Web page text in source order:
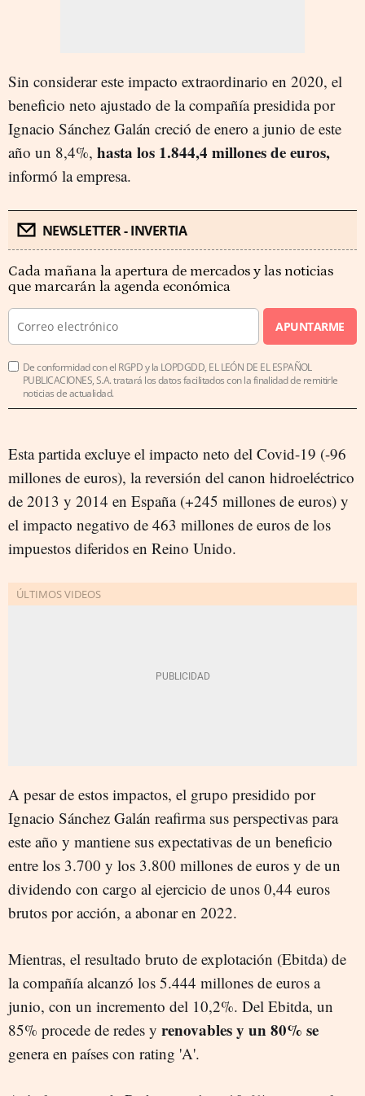
Sin considerar este impacto extraordinario en 2020, el
beneficio neto ajustado de la compañía presidida por
Ignacio Sánchez Galán creció de enero a junio de este
año un 8,4%, hasta los 1.844,4 millones de euros,
informó la empresa.
NEWSLETTER - INVERTIA
Cada mañana la apertura de mercados y las noticias
que marcarán la agenda económica
APUNTARME
De conformidad con el RGPD y la LOPDGDD, EL LEÓN DE EL ESPAÑOL
PUBLICACIONES, S.A. tratará los datos facilitados con la finalidad de remitirle
noticias de actualidad.
Esta partida excluye el impacto neto del Covid-19 (-96
millones de euros), la reversión del canon hidroeléctrico
de 2013 y 2014 en España (+245 millones de euros) y
el impacto negativo de 463 millones de euros de los
impuestos diferidos en Reino Unido.
A pesar de estos impactos, el grupo presidido por
Ignacio Sánchez Galán reafirma sus perspectivas para
este año y mantiene sus expectativas de un beneficio
entre los 3.700 y los 3.800 millones de euros y de un
dividendo con cargo al ejercicio de unos 0,44 euros
brutos por acción, a abonar en 2022.
Mientras, el resultado bruto de explotación (Ebitda) de
la compañía alcanzó los 5.444 millones de euros a
junio, con un incremento del 10,2%. Del Ebitda, un
85% procede de redes y renovables y un 80% se
genera en países con rating 'A'.